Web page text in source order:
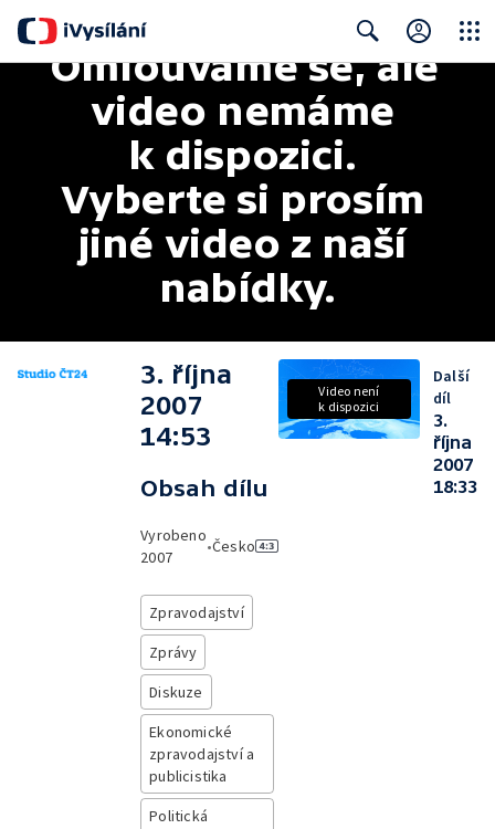
Search
Omlouváme se, ale
video nemáme
k dispozici.
Vyberte si prosím
jiné video z naší
nabídky.
3. října
2007
14:53
Obsah dílu
Vyrobeno
2007
•Česko
Zpravodajství
Zprávy
Diskuze
Ekonomické
zpravodajství a
publicistika
Politická
Video není
k dispozici
Další
díl
3.
října
2007
18:33